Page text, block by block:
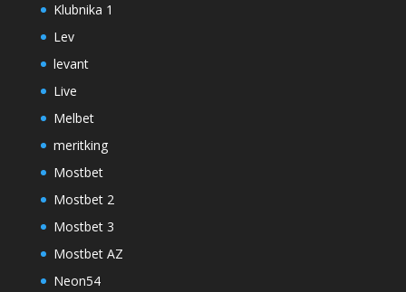
Klubnika 1
Lev
levant
Live
Melbet
meritking
Mostbet
Mostbet 2
Mostbet 3
Mostbet AZ
Neon54